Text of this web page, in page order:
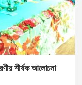
শীর্ষক আলোচনা